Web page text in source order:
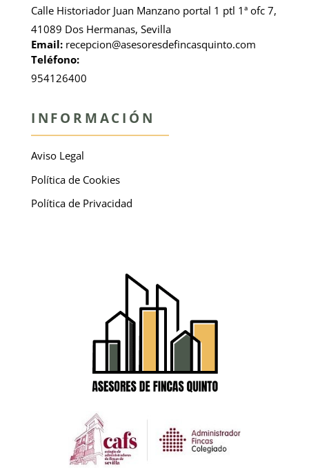
Calle Historiador Juan Manzano portal 1 ptl 1ª ofc 7,
41089 Dos Hermanas, Sevilla
Email: recepcion@asesoresdefincasquinto.com
Teléfono:
954126400
INFORMACIÓN
Aviso Legal
Política de Cookies
Política de Privacidad